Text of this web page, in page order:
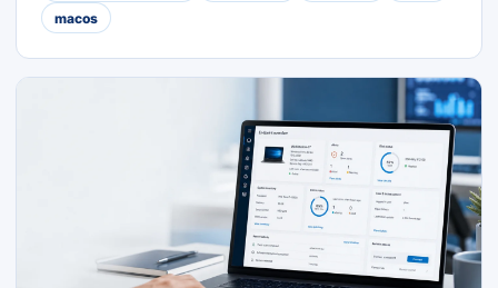
macos